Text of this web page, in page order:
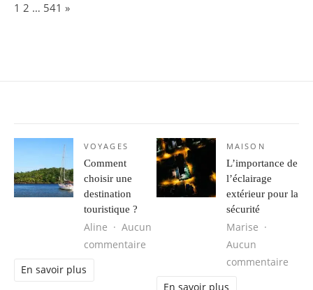
Page:
1 2 … 541 Next
»
VOYAGES
Comment
choisir une
destination
touristique ?
Aline
Aucun
commentaire sur Comment choisir une
En savoir plus
MAISON
L’importance de
l’éclairage
extérieur pour la
sécurité
Marise
Aucun
commentaire
En savoir plus